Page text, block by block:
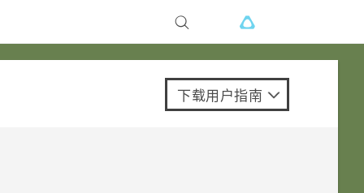
下载用户指南